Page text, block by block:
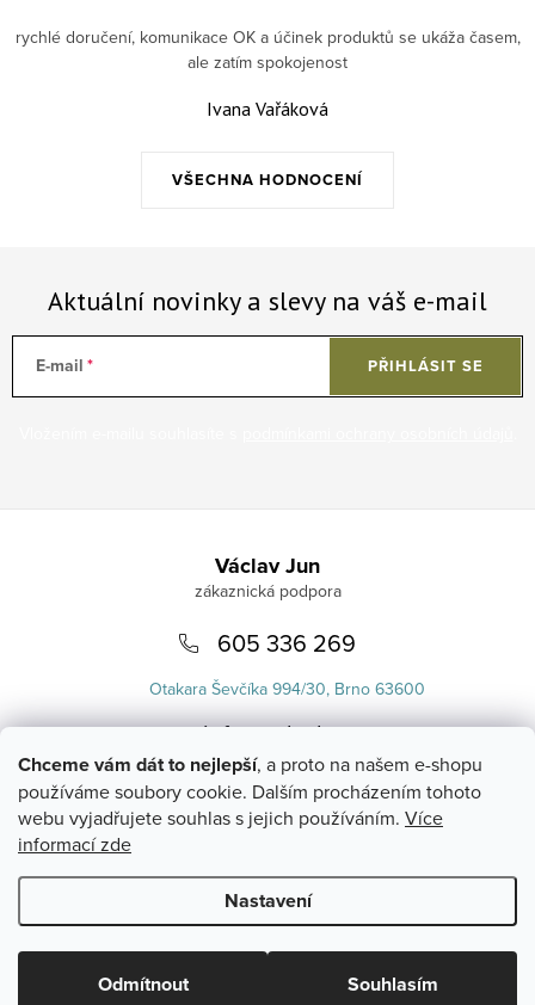
Chceme vám dát to nejlepší, a proto na našem e-shopu
používáme soubory cookie. Dalším procházením tohoto
webu vyjadřujete souhlas s jejich používáním. Více
informací zde
Nastavení
Odmítnout Souhlasím
VŠECHNA HODNOCENÍ
rychlé doručení, komunikace OK a účinek produktů se ukáža časem,
ale zatím spokojenost
Ivana Vařáková
Aktuální novinky a slevy na váš e-mail
E-mail PŘIHLÁSIT SE
Václav Jun
605 336 269
Otakara Ševčíka 994/30, Brno 63600
info@uvlasku.cz
Copyright 2026UVlásku.cz. Všechna práva vyhrazena.Upravit
nastavení cookies